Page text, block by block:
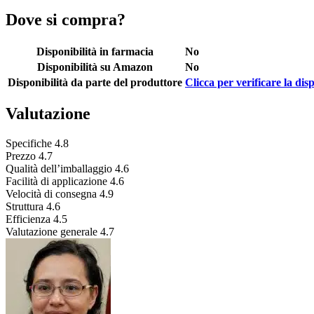
Dove si compra?
Disponibilità in farmacia
No
Disponibilità su Amazon
No
Disponibilità da parte del produttore Clicca per verificare la
Valutazione
Specifiche 4.8
Prezzo 4.7
Qualità dell’imballaggio 4.6
Facilità di applicazione 4.6
Velocità di consegna 4.9
Struttura 4.6
Efficienza 4.5
Valutazione generale 4.7